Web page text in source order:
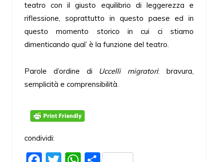
teatro con il giusto equilibrio di leggerezza e
riflessione, soprattutto in questo paese ed in
questo momento storico in cui ci stiamo
dimenticando qual’ è la funzione del teatro.
Parole d’ordine di Uccelli migratori: bravura,
semplicità e comprensibilità.
condividi: